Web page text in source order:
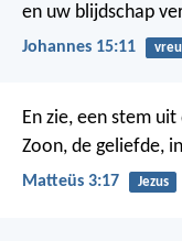
en uw blijdschap
Johannes 15:11
En zie, een stem
Zoon, de geliefde,
Matteüs 3:17 Jezus